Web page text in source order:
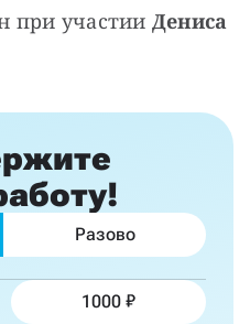
при участии Дениса
Разово
1000